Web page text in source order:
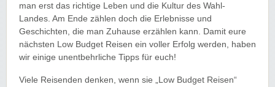
man erst das richtige Leben und die Kultur des Wahl-
Landes. Am Ende zählen doch die Erlebnisse und
Geschichten, die man Zuhause erzählen kann. Damit eure
nächsten Low Budget Reisen ein voller Erfolg werden, haben
wir einige unentbehrliche Tipps für euch!
Viele Reisenden denken, wenn sie „Low Budget Reisen“